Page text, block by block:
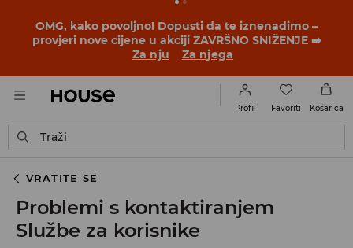
OMG, kako povoljno! Dopusti da te iznenadimo –
provjeri nove cijene u akciji ZAVRŠNO SNIŽENJE ➡️
Za nju
Za njega
Profil Favoriti Košarica
Traži
VRATITE SE
Problemi s kontaktiranjem
Službe za korisnike